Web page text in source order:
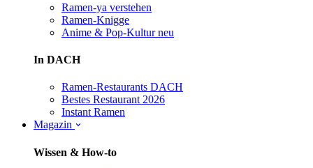
Ramen-ya verstehen
Ramen-Knigge
Anime & Pop-Kultur neu
In DACH
Ramen-Restaurants DACH
Bestes Restaurant 2026
Instant Ramen
Magazin
Wissen & How-to